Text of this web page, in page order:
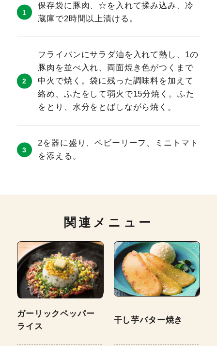
保存袋に豚肉、☆を入れて揉み込み、冷
蔵庫で2時間以上漬ける。
フライパンにサラダ油を入れて熱し、1の
豚肉を並べ入れ、両面焼き色がつくまで
中火で焼く。袋に残った調味料を加えて
絡め、ふたをして弱火で15分焼く。ふた
をとり、水分をとばしながら焼く。
2を器に盛り、ベビーリーフ、ミニトマト
を添える。
関連メニュー
ガーリックペッパー
ライス
干し芋バター焼き